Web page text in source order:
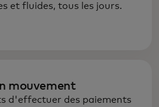
et fluides, tous les jours.
mouvement
d'effectuer des paiements